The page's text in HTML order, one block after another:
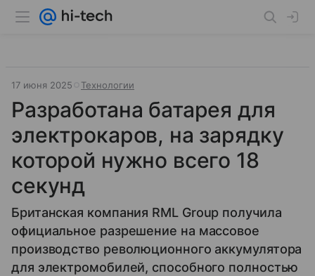
17 июня 2025 Технологии
Разработана батарея для
электрокаров, на зарядку
которой нужно всего 18
секунд
Британская компания RML Group получила
официальное разрешение на массовое
производство революционного аккумулятора
для электромобилей, способного полностью